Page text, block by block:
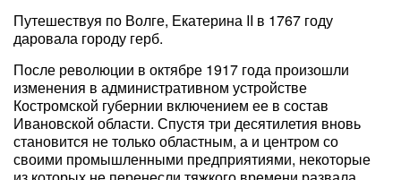
Путешествуя по Волге, Екатерина II в 1767 году
даровала городу герб.
После революции в октябре 1917 года произошли
изменения в административном устройстве
Костромской губернии включением ее в состав
Ивановской области. Спустя три десятилетия вновь
становится не только областным, а и центром со
своими промышленными предприятиями, некоторые